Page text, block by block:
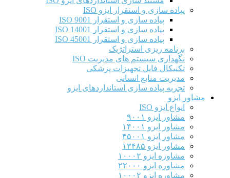
پیاده سازی و استقرار ایزو ISO
پیاده سازی و استقرار ISO 9001​
پیاده سازی و استقرار ISO 14001
پیاده سازی و استقرار ISO 45001
برنامه ریزی استراتژیک
نگهداری سیستم های مدیریت ISO
تکنیکال فایل تجهیزات پزشکی
مدیریت منابع انسانی
تجربه پیاده سازی استانداردهای ایزو
مشاور ایزو
انواع ایزو ISO
مشاور ایزو ۹۰۰۱
مشاور ایزو ۱۴۰۰۱
مشاور ایزو ۴۵۰۰۱
مشاور ایزو ۱۳۴۸۵
مشاوره ایزو ۱۰۰۰۲
مشاوره ایزو ۲۲۰۰۰
مشاوره ایزو ۱۰۰۰۲